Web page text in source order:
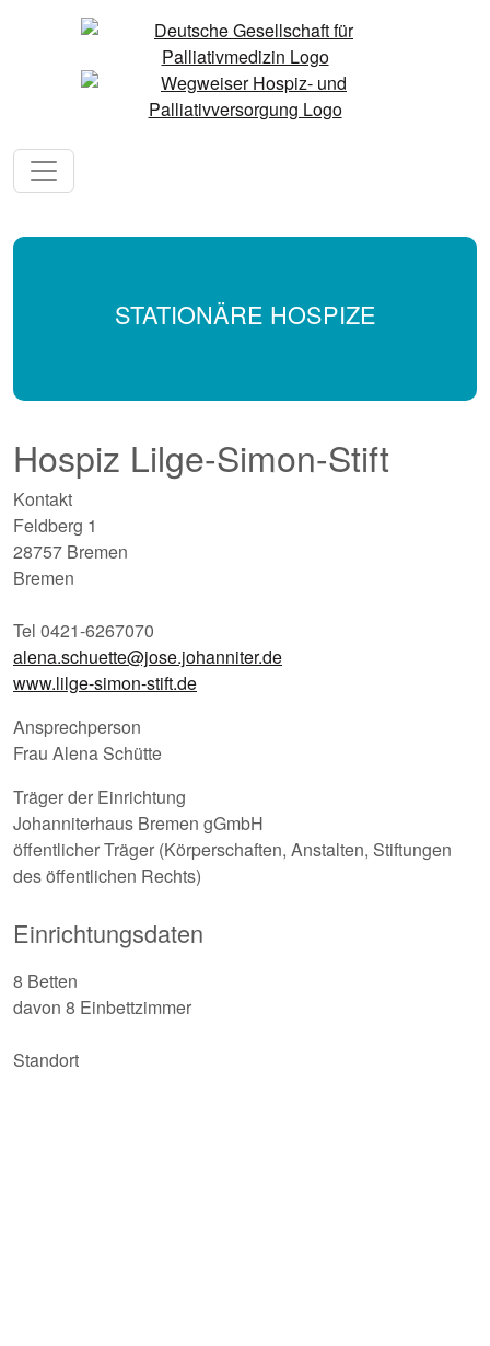
STATIONÄRE HOSPIZE
Hospiz Lilge-Simon-Stift
Kontakt
Feldberg 1
28757 Bremen
Bremen
Tel 0421-6267070
alena.schuette@jose.johanniter.de
www.lilge-simon-stift.de
Ansprechperson
Frau Alena Schütte
Träger der Einrichtung
Johanniterhaus Bremen gGmbH
öffentlicher Träger (Körperschaften, Anstalten, Stiftungen
des öffentlichen Rechts)
Einrichtungsdaten
8 Betten
davon 8 Einbettzimmer
Standort